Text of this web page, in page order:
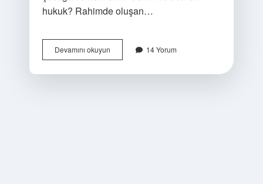
hukuk? Rahimde oluşan…
Devamını okuyun40
Yillik
14 Yorum